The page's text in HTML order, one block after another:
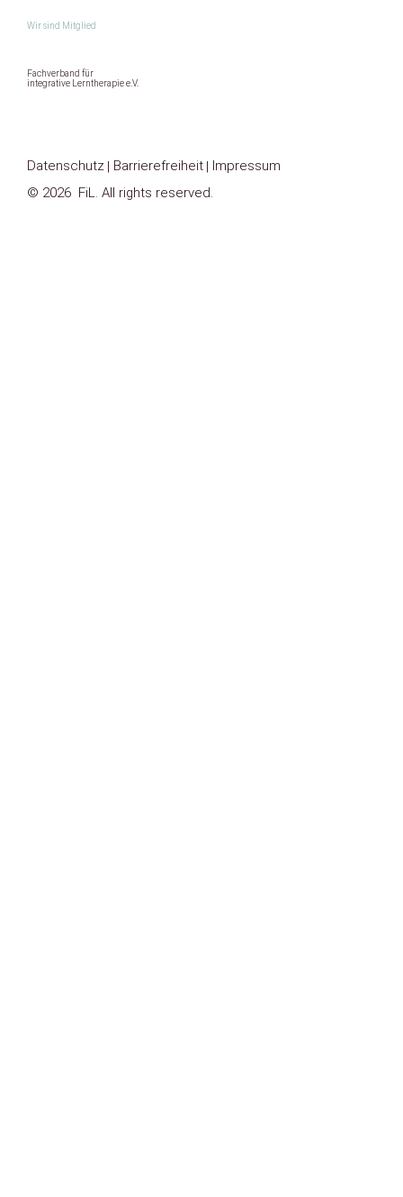
Wir sind Mitglied
Fachverband für
integrative Lerntherapie e.V.
Datenschutz Barrierefreiheit
Impressum
© 2026 FiL. All rights reserved.